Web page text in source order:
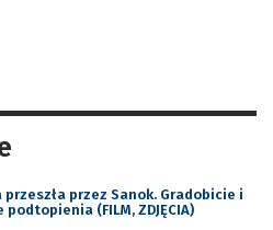
przeszła przez Sanok. Gradobicie i
podtopienia (FILM, ZDJĘCIA)